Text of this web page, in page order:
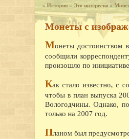
» История » Это интересно »
Монеты с
Монеты достоинством
сообщили
произошло по
Как стало известно, с
чтобы в план выпуска
Вологодчины. Однако,
только на 2007 год.
Планом был